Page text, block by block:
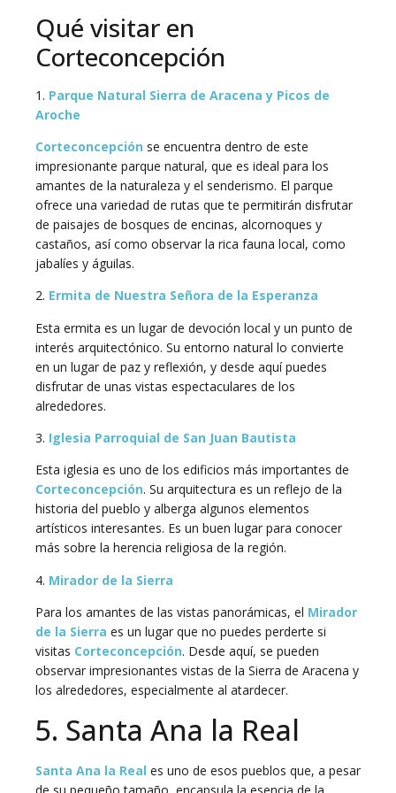
Qué visitar en
Corteconcepción
1. Parque Natural Sierra de Aracena y Picos de
Aroche
Corteconcepción se encuentra dentro de este
impresionante parque natural, que es ideal para los
amantes de la naturaleza y el senderismo. El parque
ofrece una variedad de rutas que te permitirán disfrutar
de paisajes de bosques de encinas, alcornoques y
castaños, así como observar la rica fauna local, como
jabalíes y águilas.
2. Ermita de Nuestra Señora de la Esperanza
Esta ermita es un lugar de devoción local y un punto de
interés arquitectónico. Su entorno natural lo convierte
en un lugar de paz y reflexión, y desde aquí puedes
disfrutar de unas vistas espectaculares de los
alrededores.
3. Iglesia Parroquial de San Juan Bautista
Esta iglesia es uno de los edificios más importantes de
Corteconcepción. Su arquitectura es un reflejo de la
historia del pueblo y alberga algunos elementos
artísticos interesantes. Es un buen lugar para conocer
más sobre la herencia religiosa de la región.
4. Mirador de la Sierra
Para los amantes de las vistas panorámicas, el Mirador
de la Sierra es un lugar que no puedes perderte si
visitas Corteconcepción. Desde aquí, se pueden
observar impresionantes vistas de la Sierra de Aracena y
los alrededores, especialmente al atardecer.
5. Santa Ana la Real
Santa Ana la Real es uno de esos pueblos que, a pesar
de su pequeño tamaño, encapsula la esencia de la